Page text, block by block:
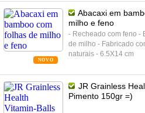
NOVO
Abacaxi em
milho e feno
- Recheado com feno -
de milho - Fabricado
naturais - 6.5X14 cm
JR Grainless
Pimento 150gr =)